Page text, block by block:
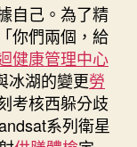
自己。為了精
你們兩個，給
健康管理中心
冰湖的變更勞
考核西躲分歧
系列衛星